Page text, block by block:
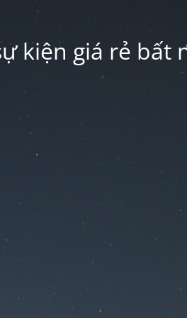
kiện giá rẻ bất